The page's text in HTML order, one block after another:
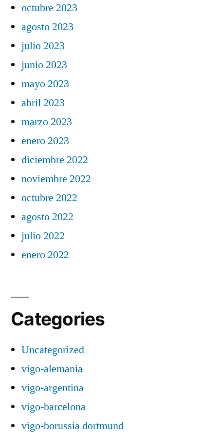
octubre 2023
agosto 2023
julio 2023
junio 2023
mayo 2023
abril 2023
marzo 2023
enero 2023
diciembre 2022
noviembre 2022
octubre 2022
agosto 2022
julio 2022
enero 2022
Categories
Uncategorized
vigo-alemania
vigo-argentina
vigo-barcelona
vigo-borussia dortmund